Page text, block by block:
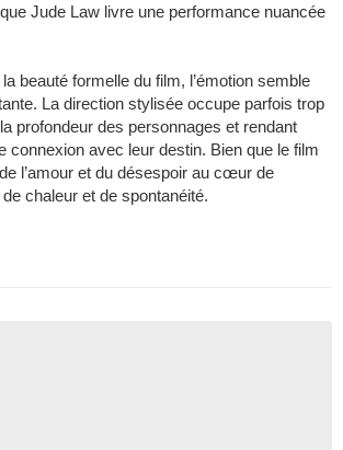
Jude Law livre une performance nuancée
beauté formelle du film, l’émotion semble
La direction stylisée occupe parfois trop
profondeur des personnages et rendant
connexion avec leur destin. Bien que le film
l’amour et du désespoir au cœur de
de chaleur et de spontanéité.